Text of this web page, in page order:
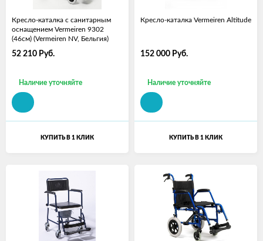
Кресло-каталка с санитарным
оснащением Vermeiren 9302
(46см) (Vermeiren NV, Бельгия)
52 210 Руб.
Наличие уточняйте
КУПИТЬ В 1 КЛИК
Кресло-каталка Vermeiren Altitude
152 000 Руб.
Наличие уточняйте
КУПИТЬ В 1 КЛИК